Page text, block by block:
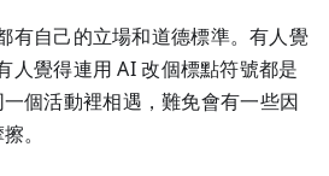
有自己的立場和道德標準。有人覺
人覺得連用 AI 改個標點符號都是
個活動裡相遇，難免會有一些因
。